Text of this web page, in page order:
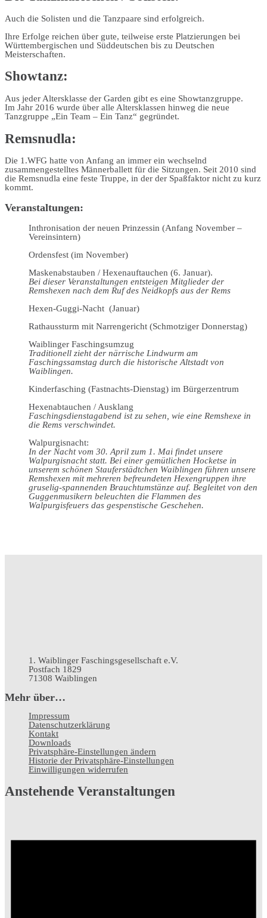
Auch die Solisten und die Tanzpaare sind erfolgreich.
Ihre Erfolge reichen über gute, teilweise erste Platzierungen bei
Württembergischen und Süddeutschen bis zu Deutschen
Meisterschaften.
Showtanz:
Aus jeder Altersklasse der Garden gibt es eine Showtanzgruppe.
Im Jahr 2016 wurde über alle Altersklassen hinweg die neue
Tanzgruppe „Ein Team – Ein Tanz“ gegründet.
Remsnudla:
Die 1.WFG hatte von Anfang an immer ein wechselnd
zusammengestelltes Männerballett für die Sitzungen. Seit 2010 sind
die Remsnudla eine feste Truppe, in der der Spaßfaktor nicht zu kurz
kommt.
Veranstaltungen:
Inthronisation der neuen Prinzessin (Anfang November –
Vereinsintern)
Ordensfest (im November)
Maskenabstauben / Hexenauftauchen (6. Januar).
Bei dieser Veranstaltungen entsteigen Mitglieder der
Remshexen nach dem Ruf des Neidkopfs aus der Rems
Hexen-Guggi-Nacht (Januar)
Rathaussturm mit Narrengericht (Schmotziger Donnerstag)
Waiblinger Faschingsumzug
Traditionell zieht der närrische Lindwurm am
Faschingssamstag durch die historische Altstadt von
Waiblingen.
Kinderfasching (Fastnachts-Dienstag) im Bürgerzentrum
Hexenabtauchen / Ausklang
Faschingsdienstagabend ist zu sehen, wie eine Remshexe in
die Rems verschwindet.
Walpurgisnacht:
In der Nacht vom 30. April zum 1. Mai findet unsere
Walpurgisnacht statt. Bei einer gemütlichen Hocketse in
unserem schönen Stauferstädtchen Waiblingen führen unsere
Remshexen mit mehreren befreundeten Hexengruppen ihre
gruselig-spannenden Brauchtumstänze auf. Begleitet von den
Guggenmusikern beleuchten die Flammen des
Walpurgisfeuers das gespenstische Geschehen.
1. Waiblinger Faschingsgesellschaft e.V.
Postfach 1829
71308 Waiblingen
Mehr über…
Impressum
Datenschutz­erklärung
Kontakt
Downloads
Privatsphäre-Einstellungen ändern
Historie der Privatsphäre-Einstellungen
Einwilligungen widerrufen
Anstehende Veranstaltungen